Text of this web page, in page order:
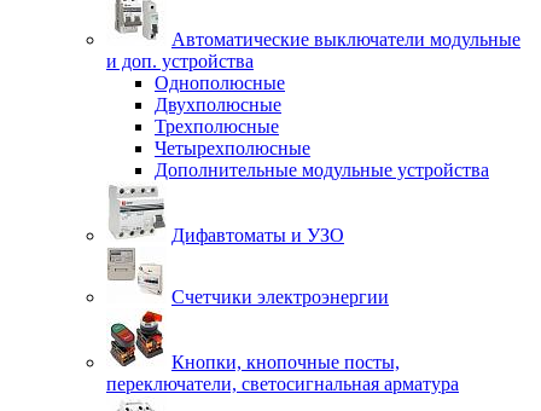
Автоматические выключатели модульные
и доп. устройства
Однополюсные
Двухполюсные
Трехполюсные
Четырехполюсные
Дополнительные модульные устройства
Дифавтоматы и УЗО
Счетчики электроэнергии
Кнопки, кнопочные посты,
переключатели, светосигнальная арматура